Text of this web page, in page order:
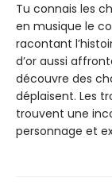
Tu connais les
en musique le
racontant
d’or aussi
découvre des
déplaisent. Les
trouvent une
personnage et